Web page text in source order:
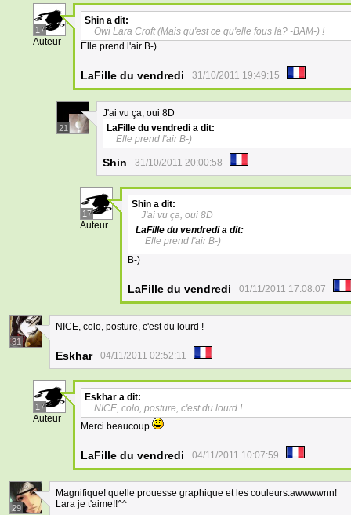
17
Auteur
Shin a dit:
Owi Lara Croft (Mais qu'est ce qu'elle fous là? -BAM-) !
Elle prend l'air B-)
LaFille du vendredi 31/10/2011 19:49:15
21
J'ai vu ça, oui 8D
LaFille du vendredi a dit:
Elle prend l'air B-)
Shin 31/10/2011 20:00:58
17
Auteur
Shin a dit:
J'ai vu ça, oui 8D
LaFille du vendredia dit:
Elle prend l'air B-)
B-)
LaFille du vendredi 01/11/2011 17:08:07
31
NICE, colo, posture, c'est du lourd !
Eskhar 04/11/2011 02:52:11
17
Auteur
Eskhar a dit:
NICE, colo, posture, c'est du lourd !
Merci beaucoup
LaFille du vendredi 04/11/2011 10:07:59
29
Magnifique! quelle prouesse graphique et les couleurs.awwwwnn!
Lara je t'aime!!^^